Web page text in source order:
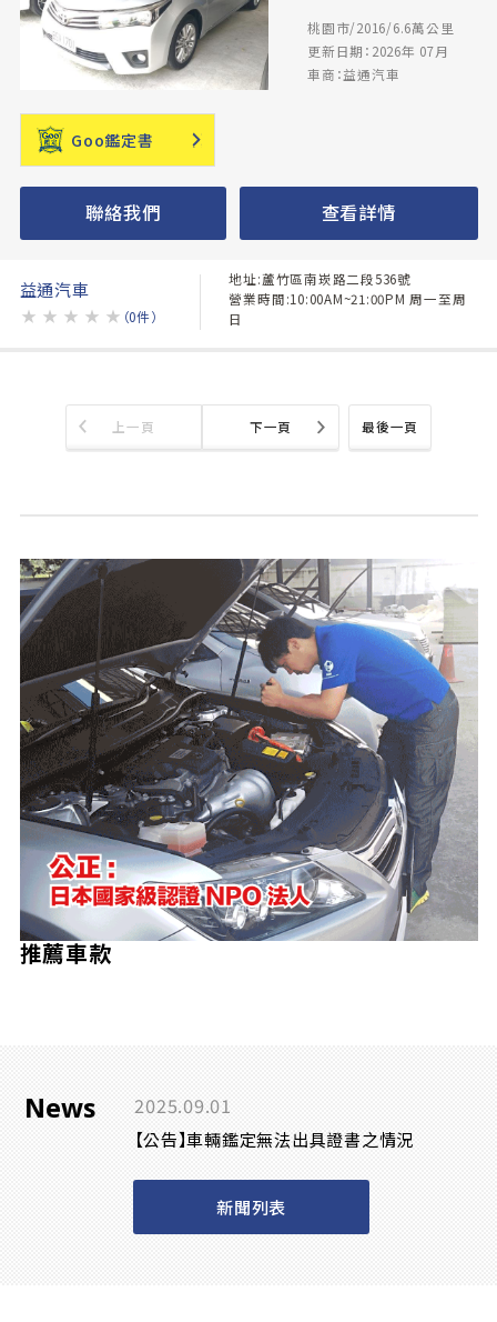
桃園市/2016/6.6萬公里
更新日期：2026年 07月
車商：益通汽車
Goo鑑定書
聯絡我們 查看詳情
益通汽車
★ ★ ★ ★ ★ （0件）
地址:蘆竹區南崁路二段536號
營業時間:10:00AM~21:00PM 周一至周
日
最後一頁
上一頁 下一頁
推薦車款
News 2025.09.01
【公告】車輛鑑定無法出具證書之情況
新聞列表